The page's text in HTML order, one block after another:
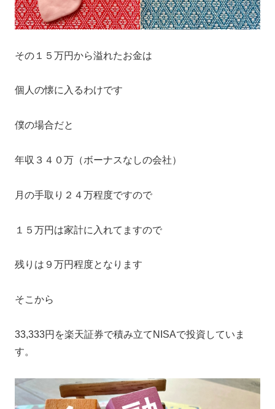
その１５万円から溢れたお金は
個人の懐に入るわけです
僕の場合だと
年収３４０万（ボーナスなしの会社）
月の手取り２４万程度ですので
１５万円は家計に入れてますので
残りは９万円程度となります
そこから
33,333円を楽天証券で積み立てNISAで投資していま
す。